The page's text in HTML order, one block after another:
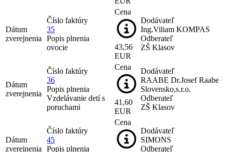
Dátum
zverejnenia
Číslo faktúry
35
Popis plnenia
ovocie
Cena
43,56
EUR
Dodávateľ
Ing.Viliam KOMPAS
Odberateľ
ZŠ Klasov
Dátum
zverejnenia
Číslo faktúry
36
Popis plnenia
Vzdelávanie detí s
poruchami
Cena
41,60
EUR
Dodávateľ
RAABE Dr.Josef Raabe
Slovensko,s.r.o.
Odberateľ
ZŠ Klasov
Dátum
zverejnenia
Číslo faktúry
45
Popis plnenia
Cena
Dodávateľ
SIMONS
Odberateľ